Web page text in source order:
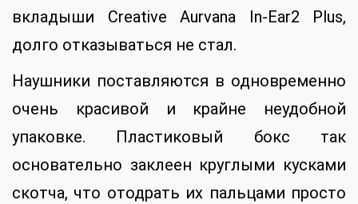
вкладыши Creative Aurvana In-Ear2 Plus,
долго отказываться не стал.
Наушники поставляются в одновременно
очень красивой и крайне неудобной
упаковке. Пластиковый бокс так
основательно заклеен круглыми кусками
скотча, что отодрать их пальцами просто